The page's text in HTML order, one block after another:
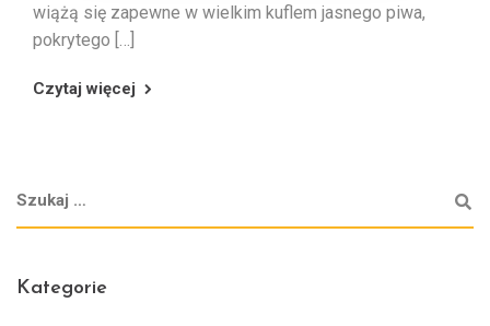
wiążą się zapewne w wielkim kuflem jasnego piwa,
pokrytego […]
Czytaj więcej
Kategorie